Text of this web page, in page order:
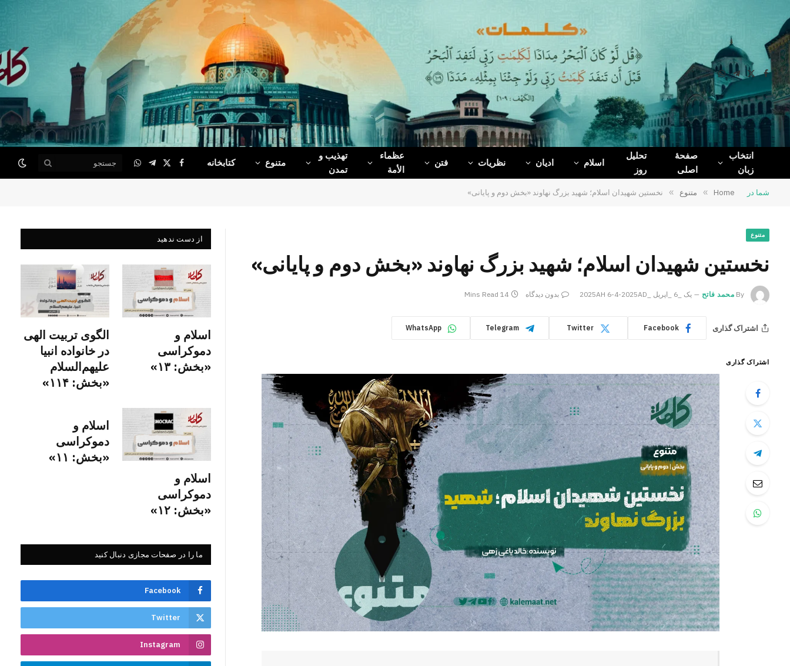
Facebook
X
(Twitter)
Telegram
WhatsApp
انتخاب
زبان
صفحۀ
اصلی
تحلیل
روز
اسلام ادیان نظریات فتن
عظماء‌
الأمة
تهذیب و
تمدن
متنوع کتابخانه Facebook
X
(Twitter)
Telegram
WhatsApp
شما در Home
» متنوع » نخستین شهیدان اسلام؛ شهید بزرگ نهاوند «بخش دوم و پایانی»
متنوع
نخستین شهیدان اسلام؛ شهید بزرگ نهاوند «بخش دوم و پایانی»
By محمد فاتح یک _6 _اپریل _2025AH 6-4-2025AD بدون دیدگاه 14 Mins Read
اشتراک گذاری Facebook
Twitter
Telegram
WhatsApp
اشتراک گذاری
از دست ندهید
اسلام و
دموکراسی
«بخش: ۱۳»
الگوی تربیت الهی
در خانواده انبیا‌‌
علیهم‌السلام
«بخش: ۱۱۴»
اسلام و
دموکراسی
«بخش: ۱۲»
اسلام و
دموکراسی
«بخش: ۱۱»
ما را در صفحات مجازی دنبال کنید
Facebook
Twitter
Instagram